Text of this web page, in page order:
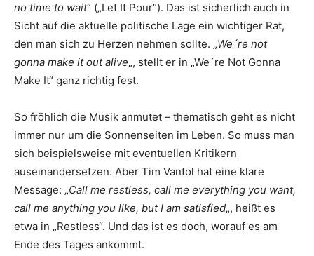
no time to wait“ („Let It Pour“). Das ist sicherlich auch in
Sicht auf die aktuelle politische Lage ein wichtiger Rat,
den man sich zu Herzen nehmen sollte. „We´re not
gonna make it out alive„, stellt er in „We´re Not Gonna
Make It“ ganz richtig fest.
So fröhlich die Musik anmutet – thematisch geht es nicht
immer nur um die Sonnenseiten im Leben. So muss man
sich beispielsweise mit eventuellen Kritikern
auseinandersetzen. Aber Tim Vantol hat eine klare
Message: „Call me restless, call me everything you want,
call me anything you like, but I am satisfied„, heißt es
etwa in „Restless“. Und das ist es doch, worauf es am
Ende des Tages ankommt.